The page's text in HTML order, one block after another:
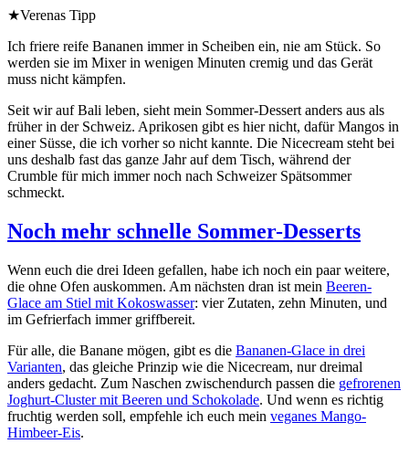
★Verenas Tipp
Ich friere reife Bananen immer in Scheiben ein, nie am Stück. So
werden sie im Mixer in wenigen Minuten cremig und das Gerät
muss nicht kämpfen.
Seit wir auf Bali leben, sieht mein Sommer-Dessert anders aus als
früher in der Schweiz. Aprikosen gibt es hier nicht, dafür Mangos in
einer Süsse, die ich vorher so nicht kannte. Die Nicecream steht bei
uns deshalb fast das ganze Jahr auf dem Tisch, während der
Crumble für mich immer noch nach Schweizer Spätsommer
schmeckt.
Noch mehr schnelle Sommer-Desserts
Wenn euch die drei Ideen gefallen, habe ich noch ein paar weitere,
die ohne Ofen auskommen. Am nächsten dran ist mein Beeren-
Glace am Stiel mit Kokoswasser: vier Zutaten, zehn Minuten, und
im Gefrierfach immer griffbereit.
Für alle, die Banane mögen, gibt es die Bananen-Glace in drei
Varianten, das gleiche Prinzip wie die Nicecream, nur dreimal
anders gedacht. Zum Naschen zwischendurch passen die gefrorenen
Joghurt-Cluster mit Beeren und Schokolade. Und wenn es richtig
fruchtig werden soll, empfehle ich euch mein veganes Mango-
Himbeer-Eis.